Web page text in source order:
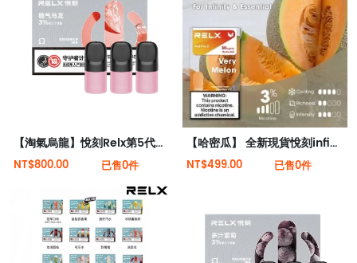
【淘氣烏龍】悅刻Relx第5代幻影霧化煙彈 蜜桃茶味
NT$800.00 已售0件
【哈密瓜】 全新現貨悅刻infinity 2六代煙彈(煙彈x1)(通用Relx 4, 5代主機)
NT$499.00 已售0件